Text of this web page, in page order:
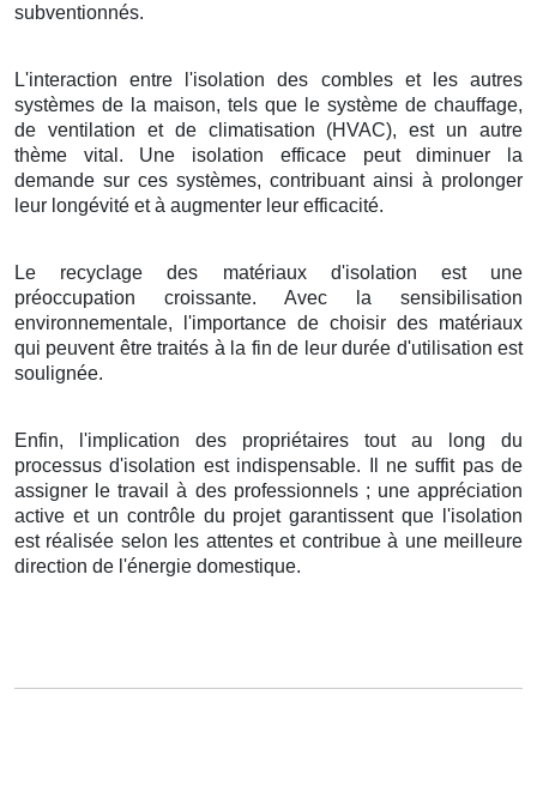
subventionnés.
L'interaction entre l'isolation des combles et les autres
systèmes de la maison, tels que le système de chauffage,
de ventilation et de climatisation (HVAC), est un autre
thème vital. Une isolation efficace peut diminuer la
demande sur ces systèmes, contribuant ainsi à prolonger
leur longévité et à augmenter leur efficacité.
Le recyclage des matériaux d'isolation est une
préoccupation croissante. Avec la sensibilisation
environnementale, l'importance de choisir des matériaux
qui peuvent être traités à la fin de leur durée d'utilisation est
soulignée.
Enfin, l'implication des propriétaires tout au long du
processus d'isolation est indispensable. Il ne suffit pas de
assigner le travail à des professionnels ; une appréciation
active et un contrôle du projet garantissent que l'isolation
est réalisée selon les attentes et contribue à une meilleure
direction de l'énergie domestique.